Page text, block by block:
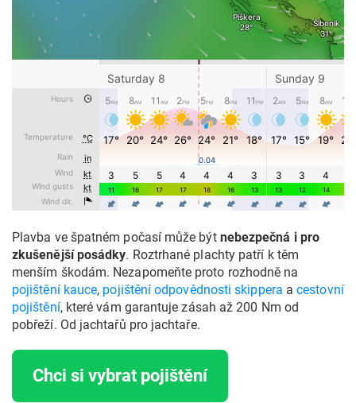
Plavba ve špatném počasí může být nebezpečná i pro
zkušenější posádky. Roztrhané plachty patří k těm
menším škodám. Nezapomeňte proto rozhodně na
pojištění kauce, pojištění odpovědnosti skippera acestovní
pojištění, které vám garantuje zásah až 200 Nm od
pobřeží. Od jachtařů pro jachtaře.
Chci si vybrat pojištění